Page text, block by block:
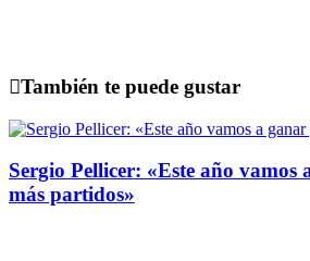
También te puede gustar
Sergio Pellicer: «Este año vamos
más partidos»